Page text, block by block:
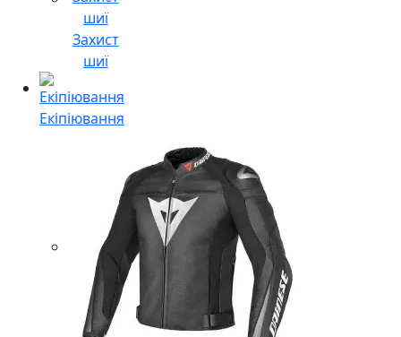
Захист
шиї
Екіпіювання